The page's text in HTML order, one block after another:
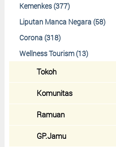
Kemenkes (377)
Liputan Manca Negara (58)
Corona (318)
Wellness Tourism (13)
Tokoh
Komunitas
Ramuan
GP.Jamu